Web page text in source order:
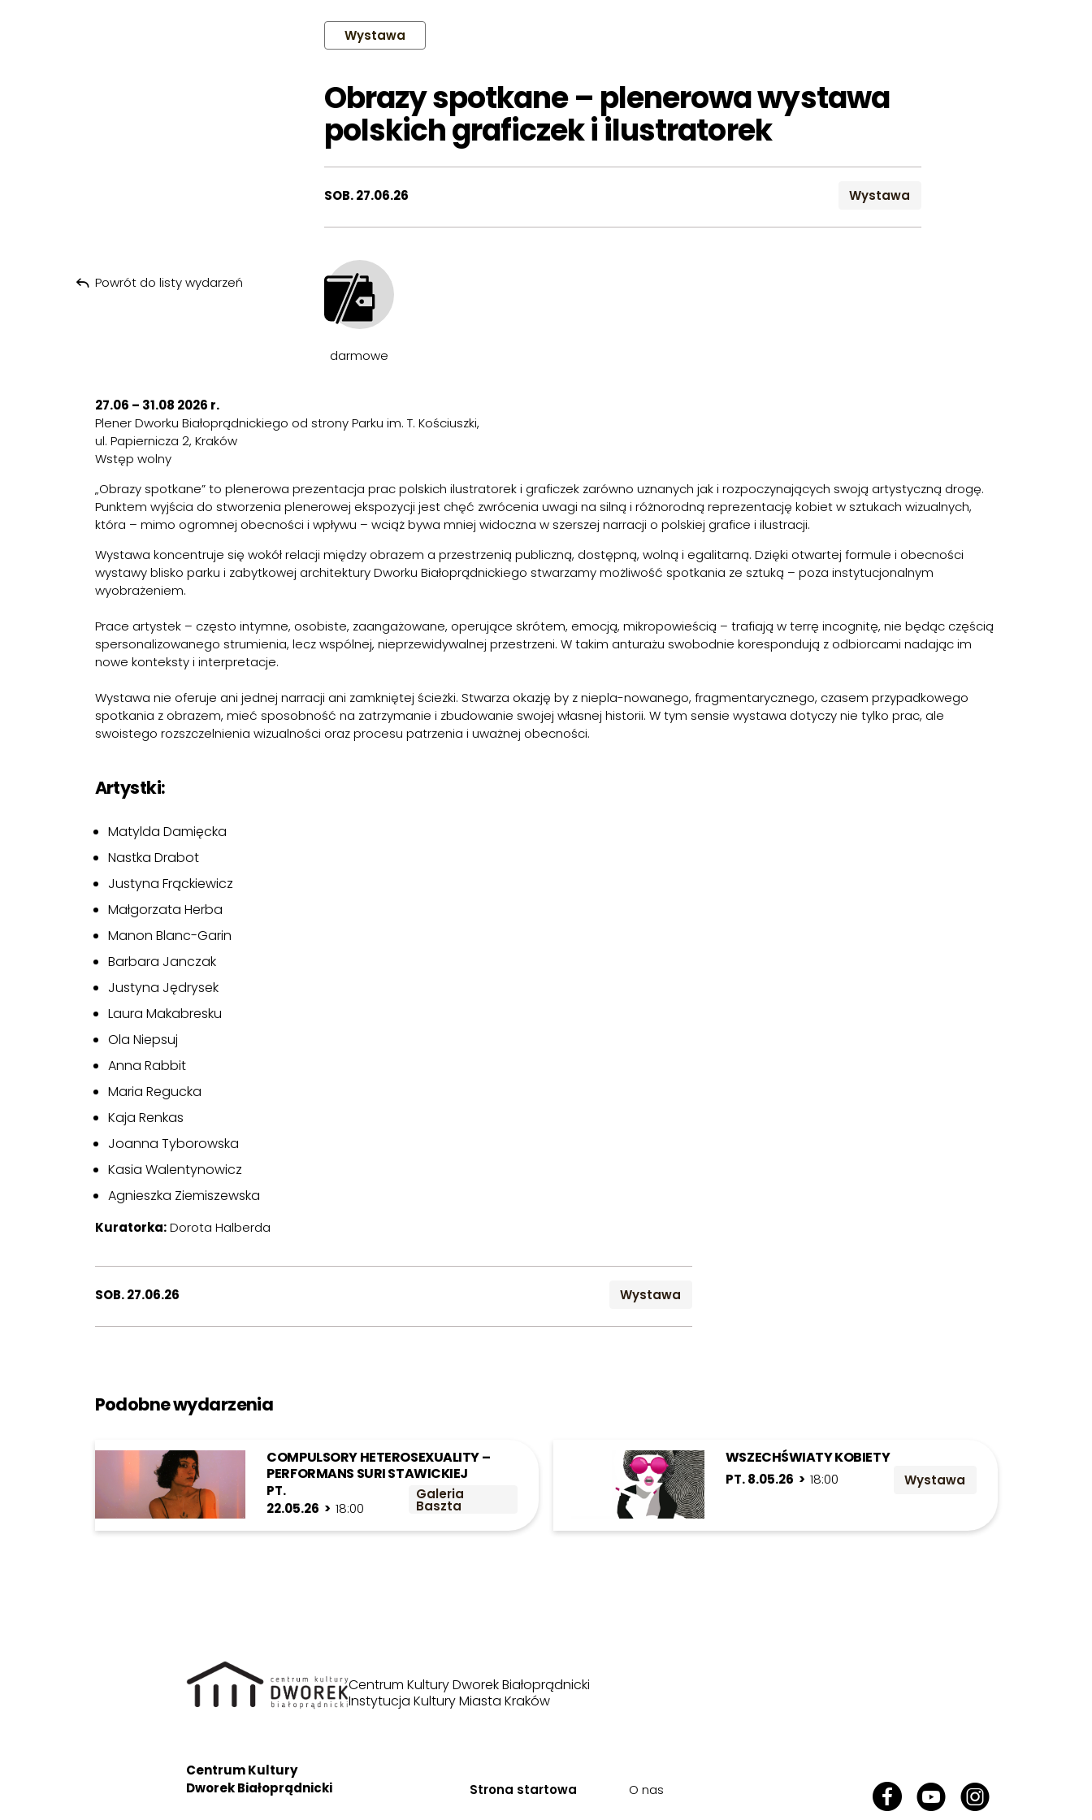
Wystawa
Obrazy spotkane – plenerowa wystawa
polskich graficzek i ilustratorek
SOB. 27.06.26 Wystawa
darmowe
Powrót do listy wydarzeń
27.06 – 31.08 2026 r.
Plener Dworku Białoprądnickiego od strony Parku im. T. Kościuszki,
ul. Papiernicza 2, Kraków
Wstęp wolny
„Obrazy spotkane” to plenerowa prezentacja prac polskich ilustratorek i graficzek zarówno uznanych jak i rozpoczynających swoją artystyczną drogę.
Punktem wyjścia do stworzenia plenerowej ekspozycji jest chęć zwrócenia uwagi na silną i różnorodną reprezentację kobiet w sztukach wizualnych,
która – mimo ogromnej obecności i wpływu – wciąż bywa mniej widoczna w szerszej narracji o polskiej grafice i ilustracji.
Wystawa koncentruje się wokół relacji między obrazem a przestrzenią publiczną, dostępną, wolną i egalitarną. Dzięki otwartej formule i obecności
wystawy blisko parku i zabytkowej architektury Dworku Białoprądnickiego stwarzamy możliwość spotkania ze sztuką – poza instytucjonalnym
wyobrażeniem.
Prace artystek – często intymne, osobiste, zaangażowane, operujące skrótem, emocją, mikropowieścią – trafiają w terrę incognitę, nie będąc częścią
spersonalizowanego strumienia, lecz wspólnej, nieprzewidywalnej przestrzeni. W takim anturażu swobodnie korespondują z odbiorcami nadając im
nowe konteksty i interpretacje.
Wystawa nie oferuje ani jednej narracji ani zamkniętej ścieżki. Stwarza okazję by z niepla-nowanego, fragmentarycznego, czasem przypadkowego
spotkania z obrazem, mieć sposobność na zatrzymanie i zbudowanie swojej własnej historii. W tym sensie wystawa dotyczy nie tylko prac, ale
swoistego rozszczelnienia wizualności oraz procesu patrzenia i uważnej obecności.
Artystki:
Matylda Damięcka
Nastka Drabot
Justyna Frąckiewicz
Małgorzata Herba
Manon Blanc-Garin
Barbara Janczak
Justyna Jędrysek
Laura Makabresku
Ola Niepsuj
Anna Rabbit
Maria Regucka
Kaja Renkas
Joanna Tyborowska
Kasia Walentynowicz
Agnieszka Ziemiszewska
Kuratorka:Dorota Halberda
SOB. 27.06.26 Wystawa
Podobne wydarzenia
COMPULSORY HETEROSEXUALITY –
PERFORMANS SURI STAWICKIEJ
PT.
22.05.26 >18:00
Galeria
Baszta
WSZECHŚWIATY KOBIETY
PT. 8.05.26 > 18:00 Wystawa
Centrum Kultury Dworek Białoprądnicki
Instytucja Kultury Miasta Kraków
Centrum Kultury
Dworek Białoprądnicki
Strona startowa O nas